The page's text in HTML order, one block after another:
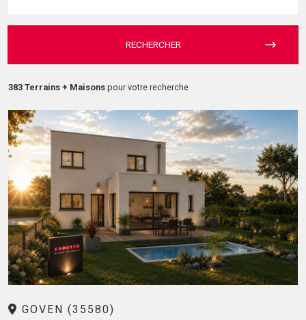
RECHERCHER
383 Terrains + Maisons pour votre recherche
GOVEN (35580)